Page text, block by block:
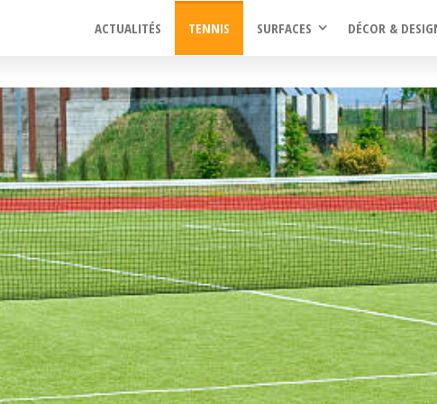
ACTUALITÉS TENNIS SURFACES DÉCOR &